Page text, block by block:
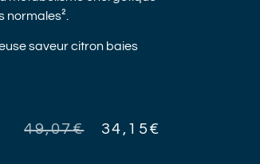
normales².
saveur citron baies
49,07€ 34,15 €